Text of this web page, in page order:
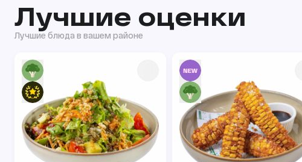
Лучшие оценки
Лучшие блюда в вашем районе